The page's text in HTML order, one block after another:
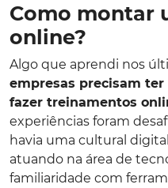
Como montar
online?
Algo que aprendi nos
empresas precisam
fazer treinamentos
experiências foram
havia uma cultural
atuando na área de
familiaridade com